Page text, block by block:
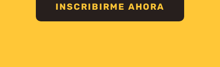
INSCRIBIRME AHORA